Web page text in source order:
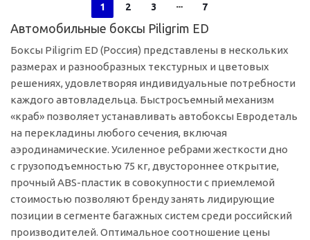
1 2 3 7
Автомобильные боксы Piligrim ED
Боксы Piligrim ED (Россия) представлены в нескольких
размерах и разнообразных текстурных и цветовых
решениях, удовлетворяя индивидуальные потребности
каждого автовладельца. Быстросъемный механизм
«краб» позволяет устанавливать автобоксы Евродеталь
на перекладины любого сечения, включая
аэродинамические. Усиленное ребрами жесткости дно
с грузоподъемностью 75 кг, двустороннее открытие,
прочный ABS-пластик в совокупности с приемлемой
стоимостью позволяют бренду занять лидирующие
позиции в сегменте багажных систем среди российский
производителей. Оптимальное соотношение цены